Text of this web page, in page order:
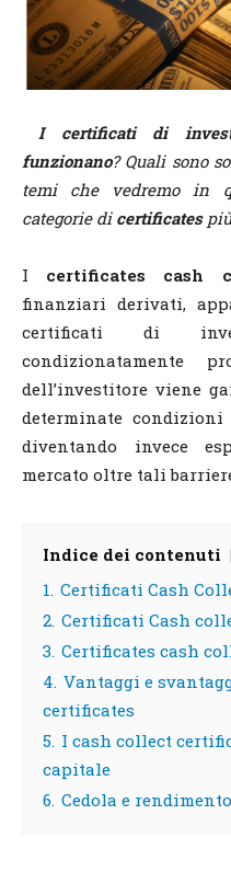
I certificati di
funzionano? Quali sono
temi che vedremo in
categorie di certificatespiù
I certificates cash
finanziari derivati,
certificati di
condizionatamente
dell’investitore viene
determinate
diventando invece
mercato oltre tali
Indice dei contenuti
1. Certificati Cash
2. Certificati Cash
3. Certificates cash
4. Vantaggi e
certificates
5. I cash collect
capitale
6. Cedola e rendimento